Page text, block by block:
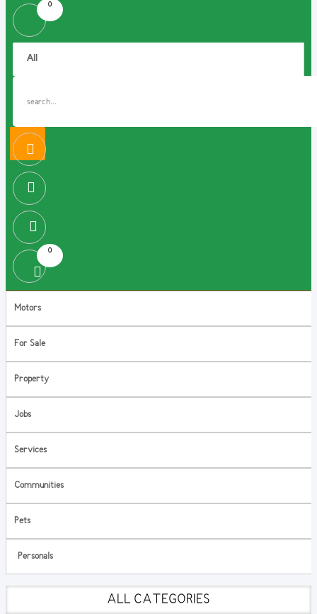
0
0
Motors
For Sale
Property
Jobs
Services
Communities
Pets
Personals
ALL CATEGORIES